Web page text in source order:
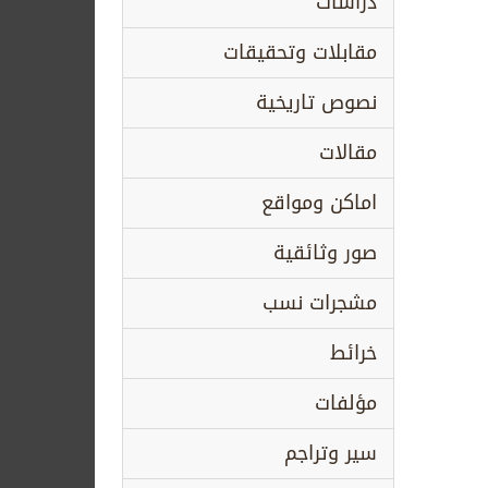
مقابلات وتحقيقات
نصوص تاريخية
مقالات
اماكن ومواقع
صور وثائقية
مشجرات نسب
خرائط
مؤلفات
سير وتراجم